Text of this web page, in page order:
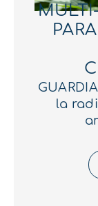
la